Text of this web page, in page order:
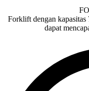
Forklift dengan
dapat